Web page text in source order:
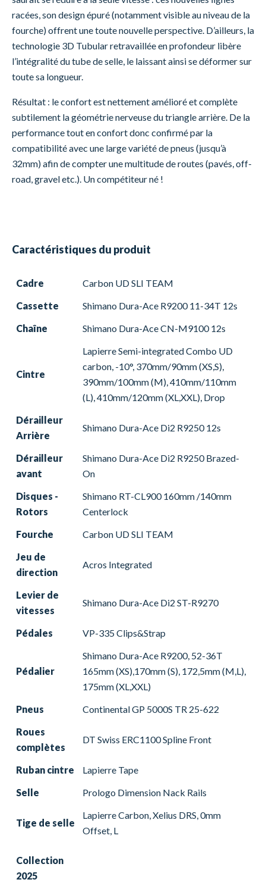
racées, son design épuré (notamment visible au niveau de la
fourche) offrent une toute nouvelle perspective. D’ailleurs, la
technologie 3D Tubular retravaillée en profondeur libère
l’intégralité du tube de selle, le laissant ainsi se déformer sur
toute sa longueur.
Résultat : le confort est nettement amélioré et complète
subtilement la géométrie nerveuse du triangle arrière. De la
performance tout en confort donc confirmé par la
compatibilité avec une large variété de pneus (jusqu’à
32mm) afin de compter une multitude de routes (pavés, off-
road, gravel etc.). Un compétiteur né !
Caractéristiques du produit
Cadre
Carbon UD SLI TEAM
Cassette
Shimano Dura-Ace R9200 11-34T 12s
Chaîne
Shimano Dura-Ace CN-M9100 12s
Cintre
Lapierre Semi-integrated Combo UD
carbon, -10°, 370mm/90mm (XS,S),
390mm/100mm (M), 410mm/110mm
(L), 410mm/120mm (XL,XXL), Drop
Dérailleur
Arrière
Shimano Dura-Ace Di2 R9250 12s
Dérailleur
avant
Shimano Dura-Ace Di2 R9250 Brazed-
On
Disques -
Rotors
Shimano RT-CL900 160mm /140mm
Centerlock
Fourche
Carbon UD SLI TEAM
Jeu de
direction
Acros Integrated
Levier de
vitesses
Shimano Dura-Ace Di2 ST-R9270
Pédales VP-335 Clips&Strap
Pédalier
Shimano Dura-Ace R9200, 52-36T
165mm (XS),170mm (S), 172,5mm (M,L),
175mm (XL,XXL)
Pneus
Continental GP 5000S TR 25-622
Roues
complètes
DT Swiss ERC1100 Spline Front
Ruban cintre
Lapierre Tape
Selle
Prologo Dimension Nack Rails
Tige de selle
Lapierre Carbon, Xelius DRS, 0mm
Offset, L
Collection
2025